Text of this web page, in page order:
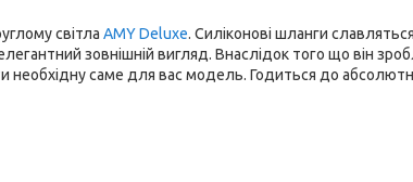
світла AMY Deluxe. Силіконові шланги
зовнішній вигляд. Внаслідок того що він
необхідну саме для вас модель. Годиться до